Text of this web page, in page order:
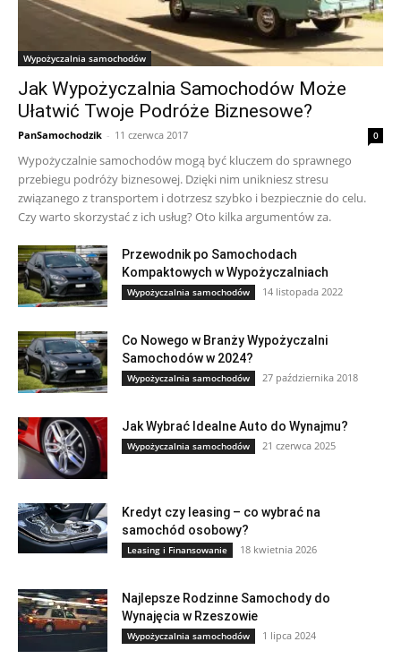
Wypożyczalnia samochodów
Jak Wypożyczalnia Samochodów Może
Ułatwić Twoje Podróże Biznesowe?
PanSamochodzik - 11 czerwca 2017 0
Wypożyczalnie samochodów mogą być kluczem do sprawnego
przebiegu podróży biznesowej. Dzięki nim unikniesz stresu
związanego z transportem i dotrzesz szybko i bezpiecznie do celu.
Czy warto skorzystać z ich usług? Oto kilka argumentów za.
Przewodnik po Samochodach
Kompaktowych w Wypożyczalniach
Wypożyczalnia samochodów 14 listopada 2022
Co Nowego w Branży Wypożyczalni
Samochodów w 2024?
Wypożyczalnia samochodów 27 października 2018
Jak Wybrać Idealne Auto do Wynajmu?
Wypożyczalnia samochodów 21 czerwca 2025
Kredyt czy leasing – co wybrać na
samochód osobowy?
Leasing i Finansowanie 18 kwietnia 2026
Najlepsze Rodzinne Samochody do
Wynajęcia w Rzeszowie
Wypożyczalnia samochodów 1 lipca 2024